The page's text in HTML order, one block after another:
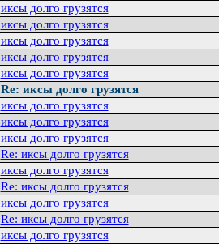
иксы долго грузятся
иксы долго гpузятся
иксы долго гpузятся
иксы долго гpузятся
иксы долго гpузятся
Re: иксы долго грузятся
иксы долго грузятся
иксы долго грузятся
иксы долго грузятся
Re: иксы долго грузятся
иксы долго грузятся
Re: иксы долго грузятся
иксы долго грузятся
Re: иксы долго грузятся
иксы долго грузятся